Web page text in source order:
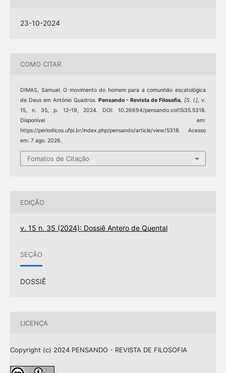
23-10-2024
COMO CITAR
DIMAS, Samuel. O movimento do homem para a comunhão escatológica
de Deus em António Quadros. Pensando - Revista de Filosofia,[S. l.], v.
15, n. 35, p. 12–19, 2024. DOI: 10.26694/pensando.vol15i35.5318.
Disponível em:
https://periodicos.ufpi.br/index.php/pensando/article/view/5318. Acesso
em: 7 ago. 2026.
Fomatos de Citação
EDIÇÃO
v. 15 n. 35 (2024): Dossiê Antero de Quental
SEÇÃO
DOSSIÊ
LICENÇA
Copyright (c) 2024 PENSANDO - REVISTA DE FILOSOFIA